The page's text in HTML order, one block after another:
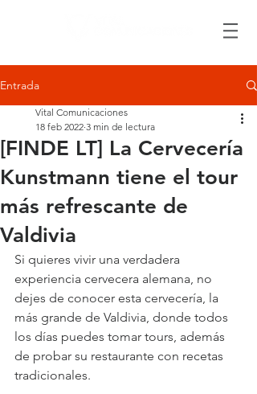
Entrada
[FINDE LT] La Cervecería
Kunstmann tiene el tour
más refrescante de
Valdivia
Vital Comunicaciones
18 feb 2022 3 min de lectura
Si quieres vivir una verdadera
experiencia cervecera alemana, no
dejes de conocer esta cervecería, la
más grande de Valdivia, donde todos
los días puedes tomar tours, además
de probar su restaurante con recetas
tradicionales.